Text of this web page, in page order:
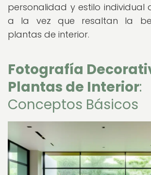
personalidad y estilo individual
a la vez que resaltan la
plantas de interior.
Fotografía
Plantas de Interior:
Conceptos Básicos